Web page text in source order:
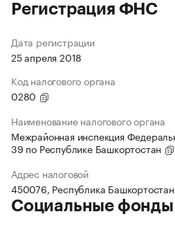
Регистрация ФНС
Дата регистрации
25 апреля 2018
Код налогового органа
0280
Наименование налогового органа
Межрайонная инспекция
39 по Республике Башкортостан
Адрес налоговой
450076, Республика
Социальные фонды